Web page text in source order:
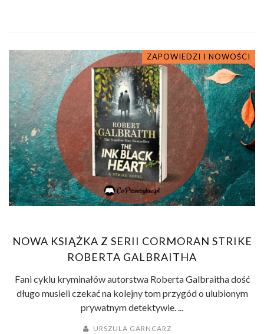
ZAPOWIEDZI I NOWOŚCI
NOWA KSIĄŻKA Z SERII CORMORAN STRIKE
ROBERTA GALBRAITHA
Fani cyklu kryminałów autorstwa Roberta Galbraitha dość
długo musieli czekać na kolejny tom przygód o ulubionym
prywatnym detektywie. ...
URSZULA GARNCARZ